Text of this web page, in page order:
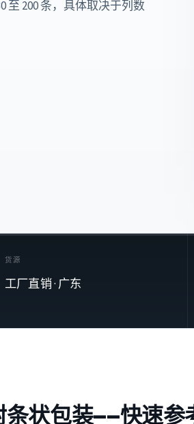
至 200 条，具体取决于列数
货源
工厂直销 · 广东
条状包装——快速参